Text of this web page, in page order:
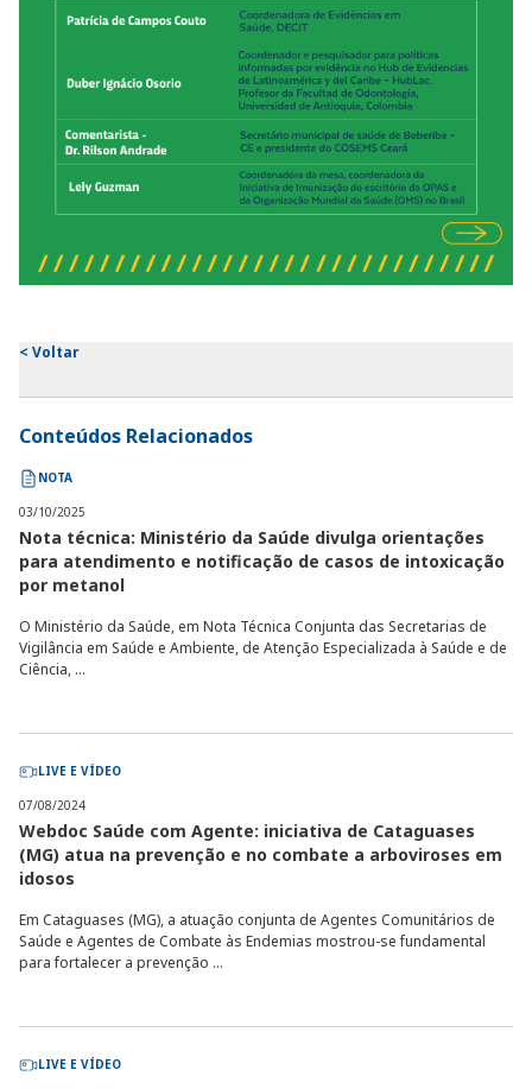
< Voltar
Conteúdos Relacionados
NOTA
03/10/2025
Nota técnica: Ministério da Saúde divulga orientações
para atendimento e notificação de casos de intoxicação
por metanol
O Ministério da Saúde, em Nota Técnica Conjunta das Secretarias de
Vigilância em Saúde e Ambiente, de Atenção Especializada à Saúde e de
Ciência, ...
LIVE E VÍDEO
07/08/2024
Webdoc Saúde com Agente: iniciativa de Cataguases
(MG) atua na prevenção e no combate a arboviroses em
idosos
Em Cataguases (MG), a atuação conjunta de Agentes Comunitários de
Saúde e Agentes de Combate às Endemias mostrou-se fundamental
para fortalecer a prevenção ...
LIVE E VÍDEO